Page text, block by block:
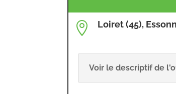
 Loiret (45),
Voir le descriptif de